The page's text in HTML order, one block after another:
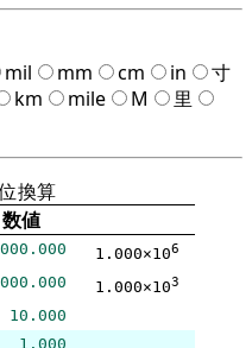
mil mm cm in
寸
km mile M
里
換算
数値
1.000×106
1.000×103
10.000
1.000